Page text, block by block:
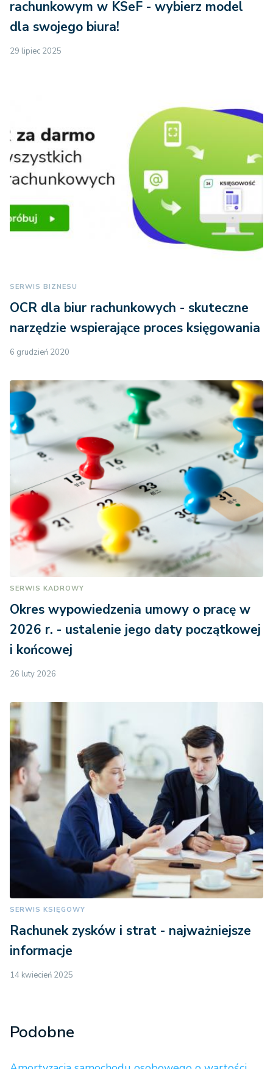
rachunkowym w KSeF - wybierz model
dla swojego biura!
29 lipiec 2025
SERWIS BIZNESU
OCR dla biur rachunkowych - skuteczne
narzędzie wspierające proces księgowania
6 grudzień 2020
SERWIS KADROWY
Okres wypowiedzenia umowy o pracę w
2026 r. - ustalenie jego daty początkowej
i końcowej
26 luty 2026
SERWIS KSIĘGOWY
Rachunek zysków i strat - najważniejsze
informacje
14 kwiecień 2025
Podobne